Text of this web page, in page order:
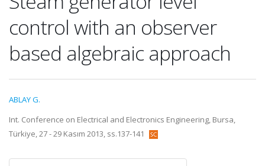
control with an observer
based algebraic approach
ABLAY G.
Int. Conference on Electrical and Electronics Engineering, Bursa,
Türkiye, 27 - 29 Kasım 2013, ss.137-141